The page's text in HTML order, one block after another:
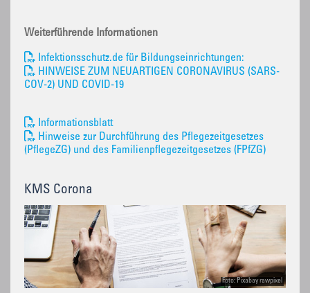
Weiterführende Informationen
Infektionsschutz.de für Bildungseinrichtungen:
HINWEISE ZUM NEUARTIGEN CORONAVIRUS (SARS-
COV-2) UND COVID-19
Informationsblatt
Hinweise zur Durchführung des Pflegezeitgesetzes
(PflegeZG) und des Familienpflegezeitgesetzes (FPfZG)
KMS Corona
Foto: Pixabay rawpixel